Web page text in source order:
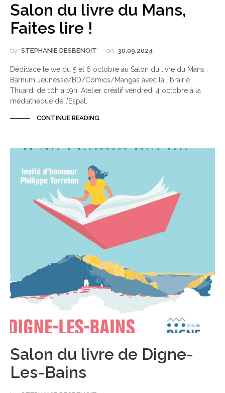
Salon du livre du Mans,
Faites lire !
by STEPHANIE DESBENOIT on 30.09.2024
Dédicace le we du 5 et 6 octobre au Salon du livre du Mans :
Barnum Jeunesse/BD/Comics/Mangas avec la librairie
Thuard, de 10h à 19h. Atelier créatif vendredi 4 octobre à la
médiathèque de l’Espal.
CONTINUE READING
Salon du livre de Digne-
Les-Bains